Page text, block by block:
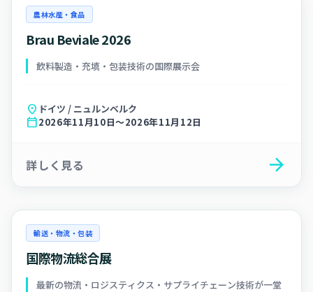
農林水産・食品
Brau Beviale 2026
飲料製造・充填・包装技術の国際展示会
location_on ドイツ / ニュルンベルク
calendar_today2026年11月10日～2026年11月12日
詳しく見る arrow_forward
輸送・物流・包装
国際物流総合展
最新の物流・ロジスティクス・サプライチェーン技術が一堂